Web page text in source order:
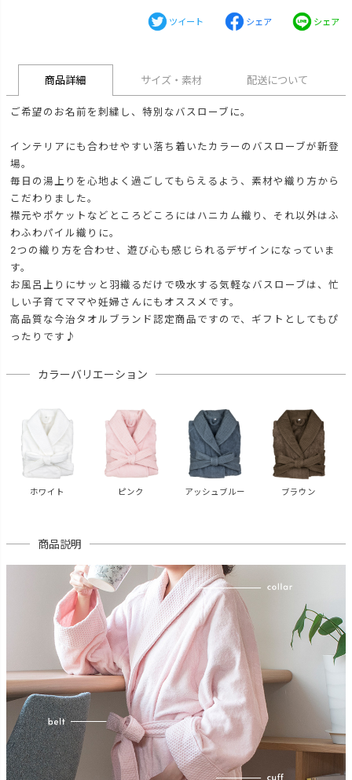
ツイート シェア シェア
商品詳細 サイズ・素材 配送について
ご希望のお名前を刺繍し、特別なバスローブに。
インテリアにも合わせやすい落ち着いたカラーのバスローブが新登
場。
毎日の湯上りを心地よく過ごしてもらえるよう、素材や織り方から
こだわりました。
襟元やポケットなどところどころにはハニカム織り、それ以外はふ
わふわパイル織りに。
2つの織り方を合わせ、遊び心も感じられるデザインになっていま
す。
お風呂上りにサッと羽織るだけで吸水する気軽なバスローブは、忙
しい子育てママや妊婦さんにもオススメです。
高品質な今治タオルブランド認定商品ですので、ギフトとしてもぴ
ったりです♪
カラーバリエーション
ホワイト ピンク アッシュブルー ブラウン
商品説明